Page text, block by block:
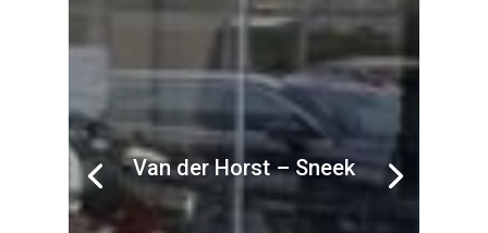
Van der Horst – Sneek